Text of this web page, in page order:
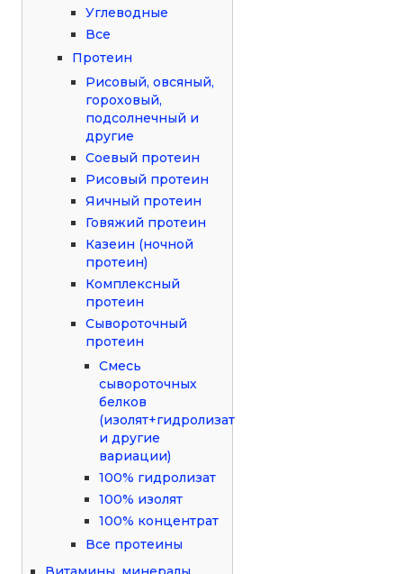
Углеводные
Все
Протеин
Рисовый, овсяный,
гороховый,
подсолнечный и
другие
Соевый протеин
Рисовый протеин
Яичный протеин
Говяжий протеин
Казеин (ночной
протеин)
Комплексный
протеин
Сывороточный
протеин
Смесь
сывороточных
белков
(изолят+гидролизат
и другие
вариации)
100% гидролизат
100% изолят
100% концентрат
Все протеины